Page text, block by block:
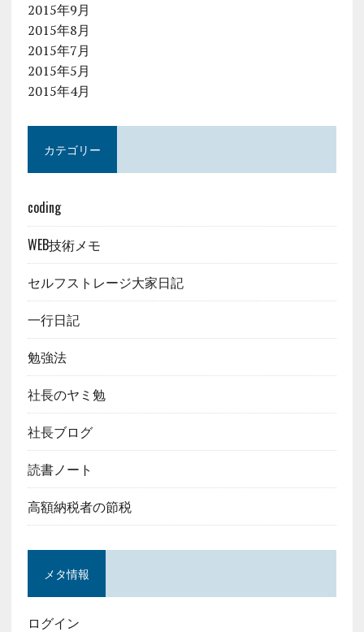
2015年9月
2015年8月
2015年7月
2015年5月
2015年4月
カテゴリー
coding
WEB技術メモ
セルフストレージ大家日記
一行日記
勉強法
社長のヤミ勉
社長ブログ
読書ノート
高額納税者の節税
メタ情報
ログイン